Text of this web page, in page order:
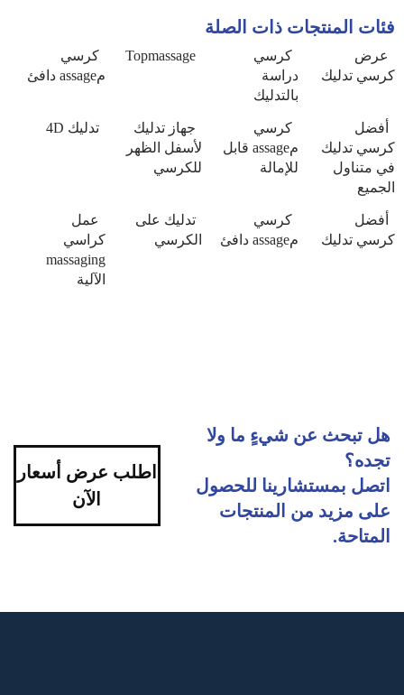
فئات المنتجات ذات الصلة
عرض
كرسي تدليك
كرسي
دراسة
بالتدليك
Topmassage
كرسي
مassage دافئ
أفضل
كرسي تدليك
في متناول
الجميع
كرسي
مassage قابل
للإمالة
جهاز تدليك
لأسفل الظهر
للكرسي
تدليك 4D
أفضل
كرسي تدليك
كرسي
مassage دافئ
تدليك على
الكرسي
عمل
كراسي
massaging
الآلية
هل تبحث عن شيءٍ ما ولا
تجده؟
اتصل بمستشارينا للحصول
على مزيد من المنتجات
المتاحة.
اطلب عرض أسعار
الآن